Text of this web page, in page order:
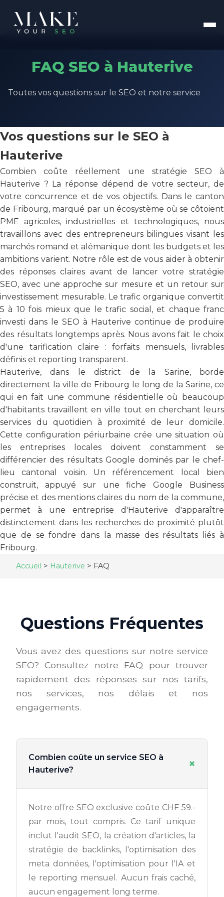
FAQ SEO à Hauterive
Toutes vos questions sur le SEO et notre service
Vos questions sur le SEO à
Hauterive
Combien coûte réellement une stratégie SEO à
Hauterive ? La réponse dépend de votre secteur, de
votre concurrence et de vos objectifs. Dans le canton
de Fribourg, marqué par un écosystème où se côtoient
PME agricoles, industrielles et technologiques, nous
travaillons avec des entrepreneurs bilingues visant les
marchés romand et alémanique dont les budgets et les
ambitions varient. Notre rôle est de vous aider à obtenir
des réponses claires avant de lancer votre stratégie
SEO, avec une approche sur mesure et un retour sur
investissement mesurable. Le trafic organique convertit
5 à 10 fois mieux que le trafic social, et chaque franc
investi dans le SEO à Hauterive continue de produire
des résultats longtemps après. Nous avons fait le choix
d'une tarification claire : forfaits mensuels, livrables
définis et reporting transparent.
Hauterive, dans le district de la Sarine, borde
directement la ville de Fribourg le long de la Sarine, ce
qui en fait une commune résidentielle où beaucoup
d'habitants travaillent en ville tout en cherchant leurs
services du quotidien à proximité de leur domicile.
Cette configuration périurbaine crée une situation où
les entreprises locales doivent constamment se
différencier des résultats Google dominés par le chef-
lieu cantonal voisin. Un référencement local bien
construit, appuyé sur une fiche Google Business
précise et des mentions claires du nom de la commune,
permet à une entreprise d'Hauterive d'apparaître
distinctement dans les recherches de proximité plutôt
que de se fondre dans la masse des résultats liés à
Fribourg.
Accueil > Hauterive > FAQ
Questions Fréquentes
Vous avez des questions sur notre service
SEO? Consultez notre FAQ pour trouver
rapidement des réponses sur nos tarifs,
nos services, nos délais et nos
engagements.
Combien coûte un service SEO à
Hauterive?
+
Notre offre SEO exclusive coûte CHF 59.-
par mois, tout compris. Ce tarif unique
inclut l'audit SEO, la création d'articles, la
stratégie de backlinks, l'optimisation des
meta données, l'optimisation pour l'IA et
le reporting mensuel. Aucun frais caché,
aucun engagement long terme.